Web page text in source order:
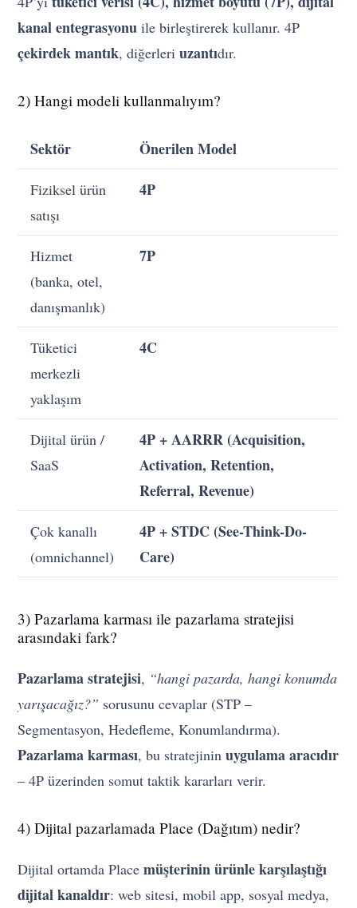
kanal entegrasyonu ile birleştirerek kullanır. 4P
çekirdek mantık, diğerleriuzantıdır.
2) Hangi modeli kullanmalıyım?
Sektör Önerilen Model
Fiziksel ürün
satışı
4P
Hizmet
(banka, otel,
danışmanlık)
7P
Tüketici
merkezli
yaklaşım
4C
Dijital ürün /
SaaS
4P + AARRR (Acquisition,
Activation, Retention,
Referral, Revenue)
Çok kanallı
(omnichannel)
4P + STDC (See-Think-Do-
Care)
3) Pazarlama karması ile pazarlama stratejisi
arasındaki fark?
Pazarlama stratejisi, “hangi pazarda, hangi konumda
yarışacağız?” sorusunu cevaplar (STP –
Segmentasyon, Hedefleme, Konumlandırma).
Pazarlama karması, bu stratejininuygulama aracıdır
– 4P üzerinden somut taktik kararları verir.
4) Dijital pazarlamada Place (Dağıtım) nedir?
Dijital ortamda Placemüşterinin ürünle karşılaştığı
dijital kanaldır: web sitesi, mobil app, sosyal medya,